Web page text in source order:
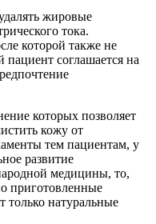
жировые
тока.
которой также не
соглашается на
которых позволяет
кожу от
тем пациентам, у
развитие
медицины, то,
приготовленные
только натуральные